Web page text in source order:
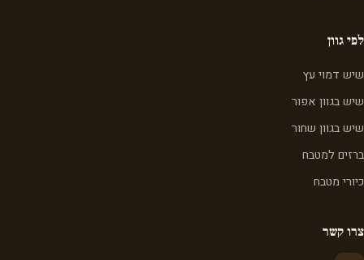
לפי גוון
שיש דמוי עץ
שיש בגוון אפור
שיש בגוון שחור
ברזים למטבח
כיורי מטבח
צרו קשר